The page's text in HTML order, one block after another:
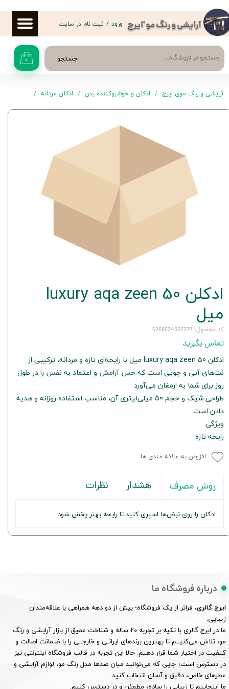
آرایشی و رنگ مو 'ایرج
جستجو ۰
ورود / ثبت نام در سایت
حساب کاربری من
تغییر گذر واژه
سفارشات
خروج از حساب کاربری
آرایشی و رنگ موی ایرج ادکلن و خوشبوکننده بدن ادکلن مردانه
ادکلن luxury aqa zeen 50
میل
کد محصول: 6269534603277
تماس بگیرید
ادکلن luxury aqa zeen 50 میل با رایحه‌ای تازه و مردانه، ترکیبی از
نت‌های آبی و چوبی است که حس آرامش و اعتماد به نفس را در طول
روز برای شما به ارمغان می‌آورد
طراحی شیک و حجم 50 میلی‌لیتری آن، مناسب استفاده روزانه و هدیه
دادن است.
ویژگی
رایحه تازه
افزودن به علاقه مندی ها
روش مصرف هشدار نظرات
ادکلن را روی نبض‌ها اسپری کنید تا رایحه بهتر پخش شود
درباره فروشگاه ما
ایرج گالری، فراتر از یک فروشگاه؛ بیش از دو دهه همراهی با علاقه‌مندان
زیبایی.
ما در ایرج گالری با تکیه بر تجربه ۲۰ ساله و شناخت عمیق از بازار آرایشی و رنگ
مو، تلاش می‌کنیــم تا بهترین برندهای ایرانـی و خارجــی را با ضـمانت اصالت و
کیفیت در اختیار شما قرار دهیم. حالا این تجربه در قالب فروشگاه اینترنتی نیز
در دسترس است؛ جایی که می‌توانید میان صدها مدل رنگ مو، لوازم آرایشی و
عطرهای خاص، دقیق و آسان انتخاب کنید.
ما اینجاییم تا زیبایی را ساده، مطمئن و در دسترس کنیم.